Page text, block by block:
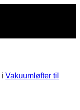
i Vakuumløfter til